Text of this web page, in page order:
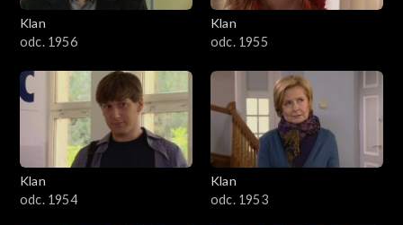
Klan
odc. 1956
Klan
odc. 1955
Klan
odc. 1954
Klan
odc. 1953